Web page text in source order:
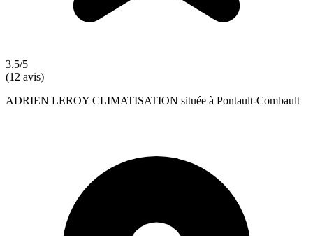
3.5/5
(12 avis)
ADRIEN LEROY CLIMATISATION située à Pontault-Combault